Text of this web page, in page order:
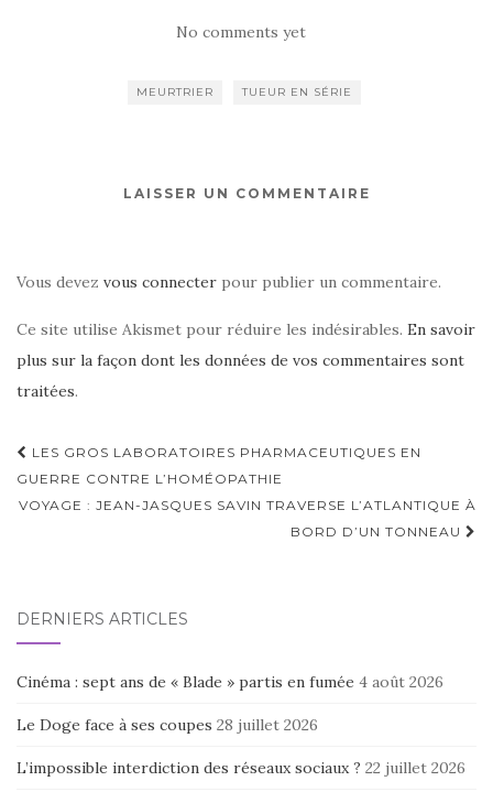
No comments yet
MEURTRIER TUEUR EN SÉRIE
LAISSER UN COMMENTAIRE
Vous devez vous connecter pour publier un commentaire.
Ce site utilise Akismet pour réduire les indésirables. En savoir
plus sur la façon dont les données de vos commentaires sont
traitées.
Navigation
d'article
LES GROS LABORATOIRES PHARMACEUTIQUES EN
GUERRE CONTRE L’HOMÉOPATHIE
VOYAGE : JEAN-JASQUES SAVIN TRAVERSE L’ATLANTIQUE À
BORD D’UN TONNEAU
DERNIERS ARTICLES
Cinéma : sept ans de « Blade » partis en fumée 4 août 2026
Le Doge face à ses coupes 28 juillet 2026
L’impossible interdiction des réseaux sociaux ? 22 juillet 2026